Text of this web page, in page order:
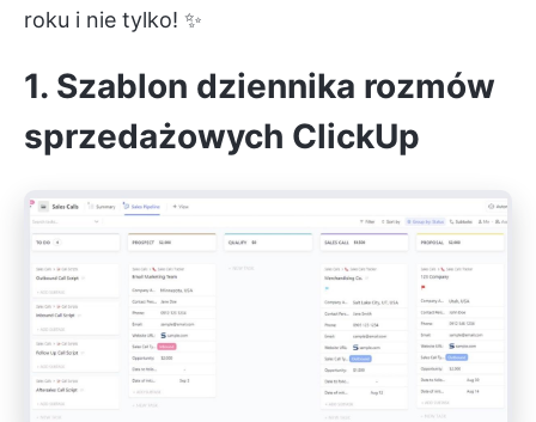
roku i nie tylko! ✨
1. Szablon dziennika rozmów
sprzedażowych ClickUp